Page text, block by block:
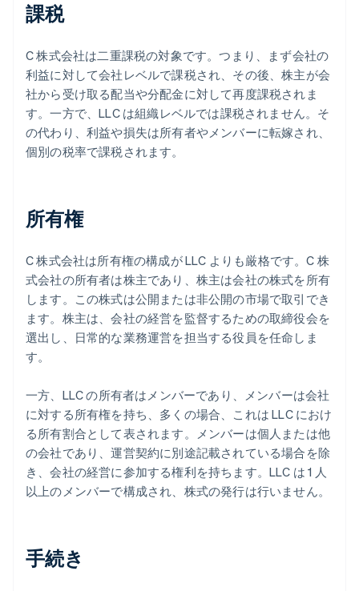
課税
C 株式会社は二重課税の対象です。つまり、まず会社の
利益に対して会社レベルで課税され、その後、株主が会
社から受け取る配当や分配金に対して再度課税されま
す。一方で、LLC は組織レベルでは課税されません。そ
の代わり、利益や損失は所有者やメンバーに転嫁され、
個別の税率で課税されます。
所有権
C 株式会社は所有権の構成が LLC よりも厳格です。C 株
式会社の所有者は株主であり、株主は会社の株式を所有
します。この株式は公開または非公開の市場で取引でき
ます。株主は、会社の経営を監督するための取締役会を
選出し、日常的な業務運営を担当する役員を任命しま
す。
一方、LLC の所有者はメンバーであり、メンバーは会社
に対する所有権を持ち、多くの場合、これは LLC におけ
る所有割合として表されます。メンバーは個人または他
の会社であり、運営契約に別途記載されている場合を除
き、会社の経営に参加する権利を持ちます。LLC は 1 人
以上のメンバーで構成され、株式の発行は行いません。
手続き